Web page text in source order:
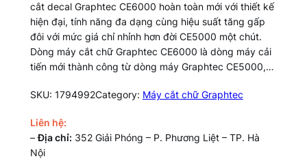
cắt decal Graphtec CE6000 hoàn toàn mới với thiết kế
hiện đại, tính năng đa dạng cùng hiệu suất tăng gấp
đôi với mức giá chỉ nhỉnh hơn đời CE5000 một chút.
Dòng máy cắt chữ Graphtec CE6000 là dòng máy cải
tiến mới thành công từ dòng máy Graphtec CE5000,…
SKU: 1794992Category: Máy cắt chữ Graphtec
Liên hệ:
–Địa chỉ: 352 Giải Phóng – P. Phương Liệt – TP. Hà
Nội